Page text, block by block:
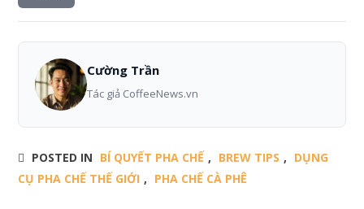
Cường Trần
Tác giả CoffeeNews.vn
POSTED IN BÍ QUYẾT PHA CHẾ , BREW TIPS , DỤNG
CỤ PHA CHẾ THẾ GIỚI , PHA CHẾ CÀ PHÊ